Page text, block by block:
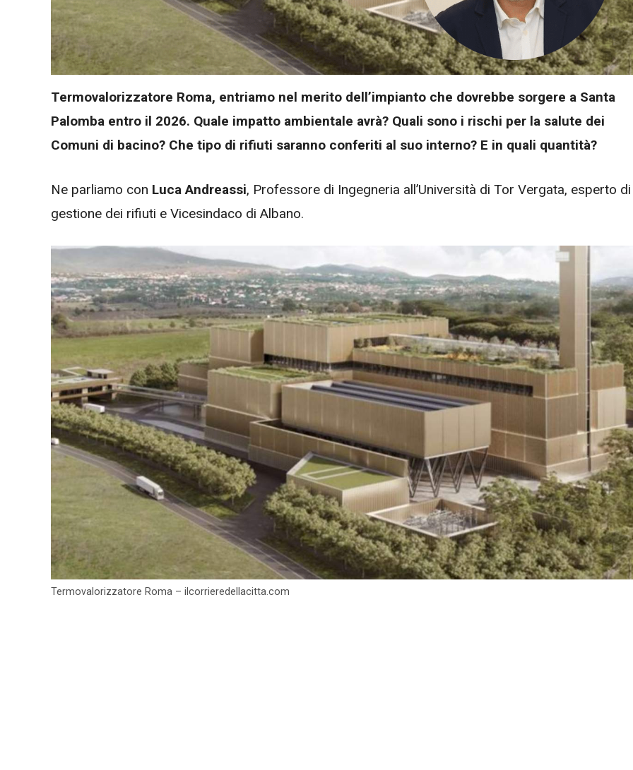
Termovalorizzatore Roma, entriamo nel merito dell’impianto che dovrebbe sorgere a Santa
Palomba entro il 2026. Quale impatto ambientale avrà? Quali sono i rischi per la salute dei
Comuni di bacino? Che tipo di rifiuti saranno conferiti al suo interno? E in quali quantità?
Ne parliamo con Luca Andreassi, Professore di Ingegneria all’Università di Tor Vergata, esperto di
gestione dei rifiuti e Vicesindaco di Albano.
Termovalorizzatore Roma – ilcorrieredellacitta.com